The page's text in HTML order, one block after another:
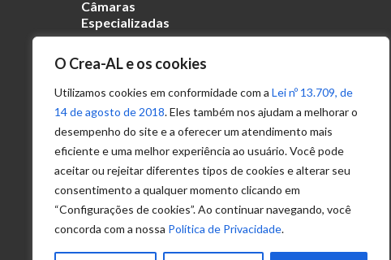
O Crea-AL e os cookies
Utilizamos cookies em conformidade com a Lei nº 13.709, de
14 de agosto de 2018. Eles também nos ajudam a melhorar o
desempenho do site e a oferecer um atendimento mais
eficiente e uma melhor experiência ao usuário. Você pode
aceitar ou rejeitar diferentes tipos de cookies e alterar seu
consentimento a qualquer momento clicando em
“Configurações de cookies”. Ao continuar navegando, você
concorda com a nossa Política de Privacidade.
Câmaras
Especializadas
Transparência
Portal
Acesso à
Informação
Política de
Privacidade de
Dados